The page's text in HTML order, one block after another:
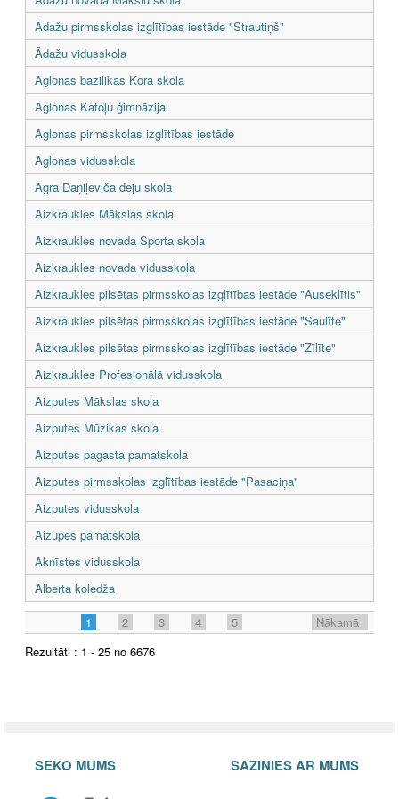
Ādažu pirmsskolas izglītības iestāde "Strautiņš"
Ādažu vidusskola
Aglonas bazilikas Kora skola
Aglonas Katoļu ģimnāzija
Aglonas pirmsskolas izglītības iestāde
Aglonas vidusskola
Agra Daņiļeviča deju skola
Aizkraukles Mākslas skola
Aizkraukles novada Sporta skola
Aizkraukles novada vidusskola
Aizkraukles pilsētas pirmsskolas izglītības iestāde "Auseklītis"
Aizkraukles pilsētas pirmsskolas izglītības iestāde "Saulīte"
Aizkraukles pilsētas pirmsskolas izglītības iestāde "Zīlīte"
Aizkraukles Profesionālā vidusskola
Aizputes Mākslas skola
Aizputes Mūzikas skola
Aizputes pagasta pamatskola
Aizputes pirmsskolas izglītības iestāde "Pasaciņa"
Aizputes vidusskola
Aizupes pamatskola
Aknīstes vidusskola
Alberta koledža
1
2 3 4 5
Nākamā
Rezultāti : 1 - 25 no 6676
SEKO MUMS SAZINIES AR MUMS